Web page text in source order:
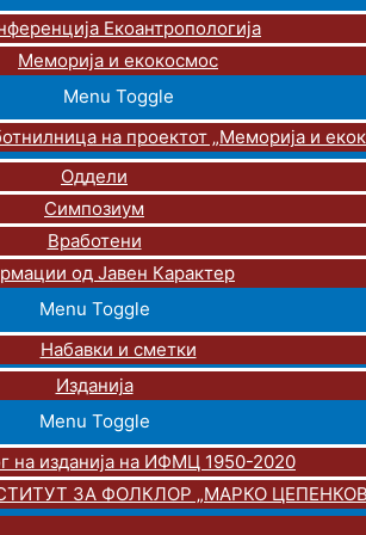
Екоантропологија
Меморија и екокосмос
Menu Toggle
на проектот „Меморија и
Оддели
Симпозиум
Вработени
од Јавен Карактер
Menu Toggle
Набавки и сметки
Изданија
Menu Toggle
на изданија на ИФМЦ 1950-2020
ЗА ФОЛКЛОР „МАРКО